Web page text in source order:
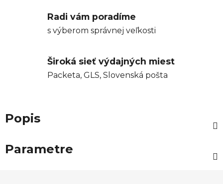
Radi vám poradíme
s výberom správnej veľkosti
Široká sieť výdajných miest
Packeta, GLS, Slovenská pošta
Popis
Parametre